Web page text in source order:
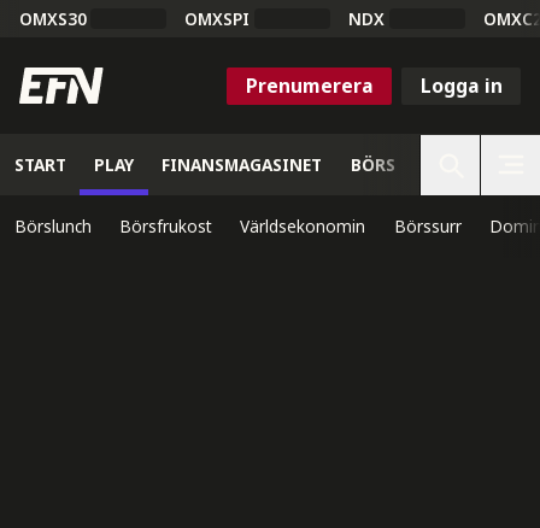
OMXS30 OMXSPI NDX
Prenumerera Logga in
START PLAY FINANSMAGASINET BÖRS
Börslunch Börsfrukost Världsekonomin Börssurr